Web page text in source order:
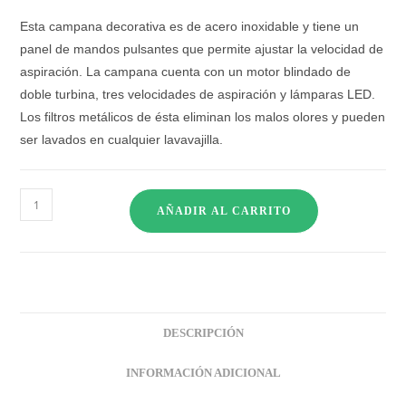
Esta campana decorativa es de acero inoxidable y tiene un
panel de mandos pulsantes que permite ajustar la velocidad de
aspiración. La campana cuenta con un motor blindado de
doble turbina, tres velocidades de aspiración y lámparas LED.
Los filtros metálicos de ésta eliminan los malos olores y pueden
ser lavados en cualquier lavavajilla.
AÑADIR AL CARRITO
DESCRIPCIÓN
INFORMACIÓN ADICIONAL